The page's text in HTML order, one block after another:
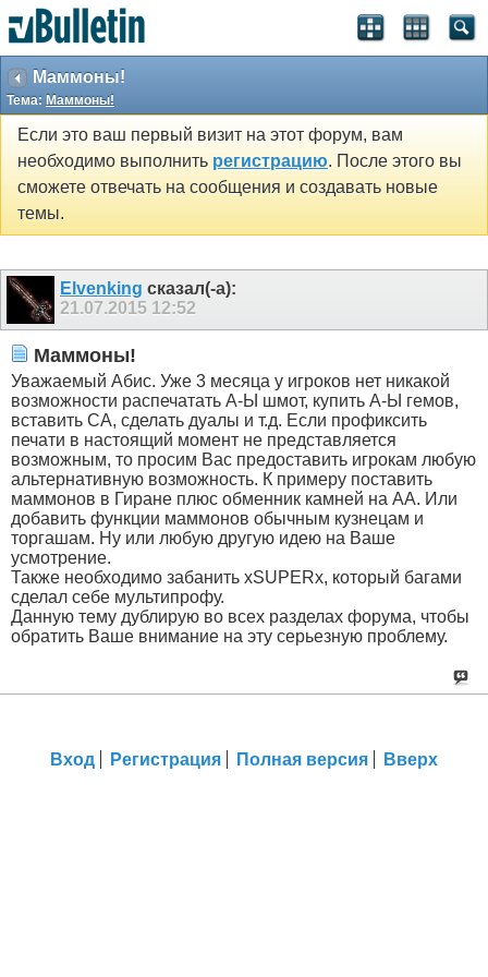
Маммоны!
Тема: Маммоны!
Если это ваш первый визит на этот форум, вам
необходимо выполнить регистрацию. После этого вы
сможете отвечать на сообщения и создавать новые
темы.
Elvenking сказал(-а):
21.07.2015 12:52
Маммоны!
Уважаемый Абис. Уже 3 месяца у игроков нет никакой
возможности распечатать А-Ы шмот, купить А-Ы гемов,
вставить СА, сделать дуалы и т.д. Если профиксить
печати в настоящий момент не представляется
возможным, то просим Вас предоставить игрокам любую
альтернативную возможность. К примеру поставить
маммонов в Гиране плюс обменник камней на АА. Или
добавить функции маммонов обычным кузнецам и
торгашам. Ну или любую другую идею на Ваше
усмотрение.
Также необходимо забанить xSUPERx, который багами
сделал себе мультипрофу.
Данную тему дублирую во всех разделах форума, чтобы
обратить Ваше внимание на эту серьезную проблему.
Вход Регистрация Полная версия Вверх